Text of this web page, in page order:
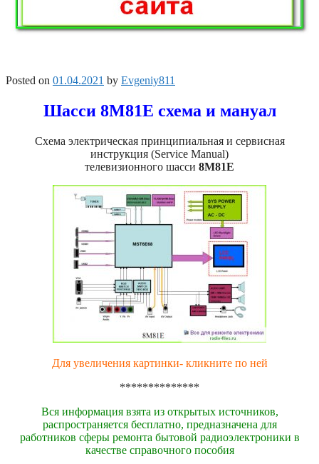
Posted on 01.04.2021 by Evgeniy811
Шасси 8M81E схема и мануал
Схема электрическая принципиальная и сервисная
инструкция (Service Manual)
телевизионного шасси 8M81E
Для увеличения картинки- кликните по ней
**************
Вся информация взята из открытых источников,
распространяется бесплатно, предназначена для
работников сферы ремонта бытовой радиоэлектроники в
качестве справочного пособия